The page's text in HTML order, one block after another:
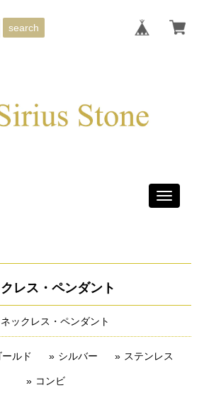
search
Toggle
レス・ペンダント
ネックレス・ペンダント
ールド シルバー ステンレス
コンビ